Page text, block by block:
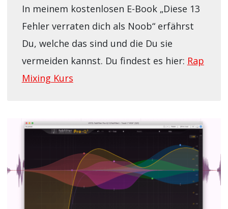
In meinem kostenlosen E-Book „Diese 13
Fehler verraten dich als Noob“ erfährst
Du, welche das sind und die Du sie
vermeiden kannst. Du findest es hier: Rap
Mixing Kurs